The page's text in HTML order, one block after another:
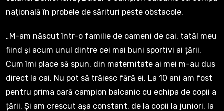
națională în probele de sărituri peste obstacole.
„M-am născut într-o familie de oameni de cai, tatăl meu
fiind și acum unul dintre cei mai buni sportivi ai țării.
Cum îmi place să spun, din maternitate ai mei m-au dus
direct la cai. Nu pot să trăiesc fără ei. La 10 ani am fost
pentru prima oară campion balcanic cu echipa de copii a
țării. Și am crescut așa constant, de la copii la juniori, la